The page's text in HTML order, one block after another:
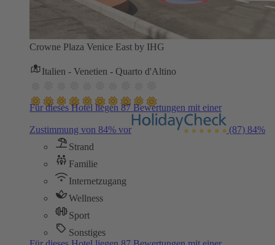
Crowne Plaza Venice East by IHG
Italien - Venetien - Quarto d'Altino
Für dieses Hotel liegen 87 Bewertungen mit einer
Zustimmung von 84% vor (87) 84%
Strand
Familie
Internetzugang
Wellness
Sport
Sonstiges